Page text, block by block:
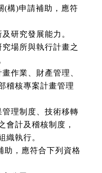
(構)申請補助，應符
研究發展能力。
場所與執行計畫之
作業、財產管理、
稽核專案計畫管理
理制度、技術移轉
會計及稽核制度，
織執行。
助，應符合下列資格